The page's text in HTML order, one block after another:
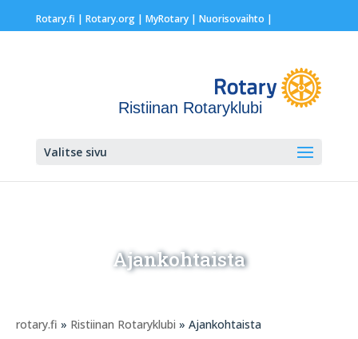
Rotary.fi | Rotary.org| MyRotary | Nuorisovaihto |
Ristiinan Rotaryklubi
Valitse sivu
Ajankohtaista
rotary.fi » Ristiinan Rotaryklubi » Ajankohtaista